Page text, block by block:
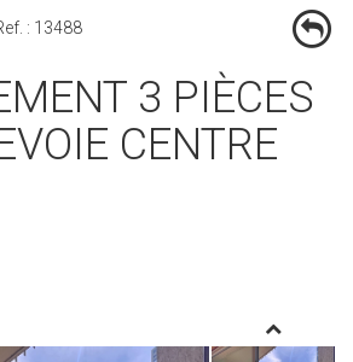
: 13488
CENTRE